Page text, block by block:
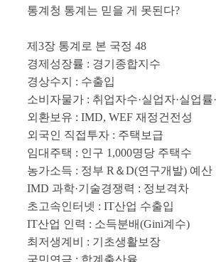
통계청 통계는 믿을 게 못된다?
제3장 통계로 본 국정 48
경제성장률 : 경기종합지수
경상수지 : 수출입
소비자물가 : 취업자수·실업자·실업률
외환보유 : IMD, WEF 재정건전성
외국인 직접투자 : 주택보급
임대주택 : 인구 1,000명당 주택수
농가소득 : 정부 R＆D(연구개발) 예산
IMD 과학·기술경쟁력 : 정보격차
초고속인터넷 : IT산업 수출입
IT산업 인력 : 소득분배(Gini계수)
최저생계비 : 기초생활보장
국민연금 : 합계출산율